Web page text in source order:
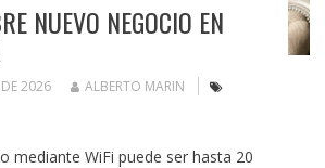
NUEVO NEGOCIO EN
2026
ALBERTO MARIN
mediante WiFi puede ser hasta 20